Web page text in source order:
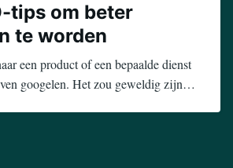
tips om beter
te worden
een product of een bepaalde dienst
googelen. Het zou geweldig zijn…